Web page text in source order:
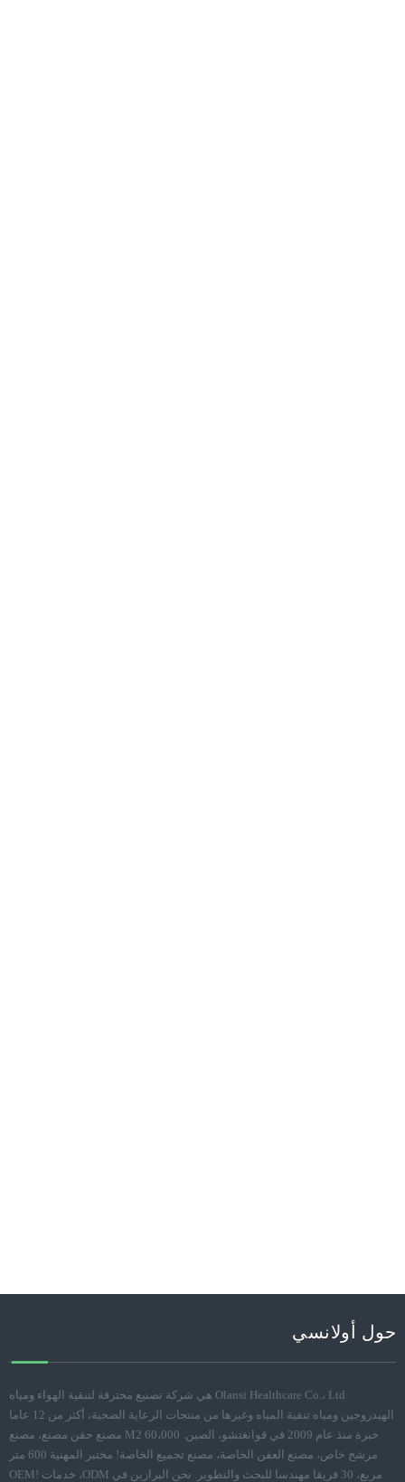
حول أولانسي
Olansi Healthcare Co.، Ltd هي شركة تصنيع محترفة لتنقية الهواء ومياه
الهيدروجين ومياه تنقية المياه وغيرها من منتجات الرعاية الصحية، أكثر من 12 عاما
خبرة منذ عام 2009 في قوانغتشو، الصين. 60،000 M2 مصنع حقن مصنع، مصنع
مرشح خاص، مصنع العفن الخاصة، مصنع تجميع الخاصة! مختبر المهنية 600 متر
مربع، 30 فريقا مهندسا للبحث والتطوير. نحن البرازين في ODM، خدمات OEM!